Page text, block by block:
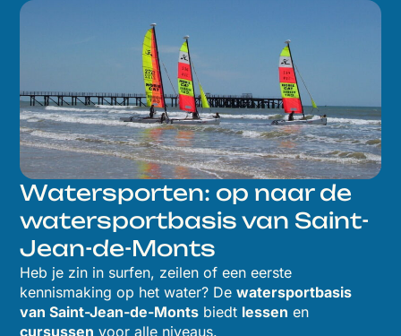
Watersporten: op naar de
watersportbasis van Saint-
Jean-de-Monts
Heb je zin in surfen, zeilen of een eerste
kennismaking op het water? Dewatersportbasis
van Saint-Jean-de-Monts biedt lessen en
cursussen voor alle niveaus.